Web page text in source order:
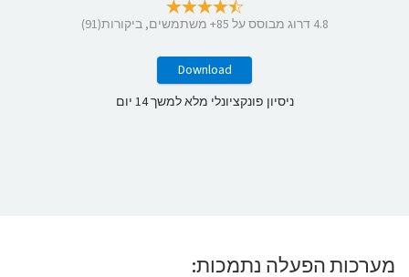
4.8 דרוג מבוסס על 85+ משתמשים, ביקורות(91)
Download
ניסיון פונקציונלי מלא למשך 14 יום
מערכות הפעלה נתמכות: